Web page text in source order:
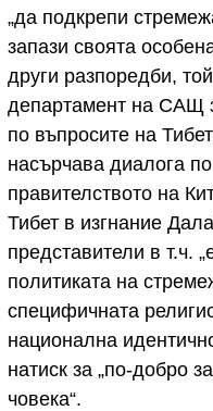
„да подкрепи
запази своята
други разпоредби,
департамент на САЩ
по въпросите на
насърчава диалога
правителството на
Тибет в изгнание
представители в т.ч.
политиката на
специфичната
национална
натиск за „по-добро
човека“.